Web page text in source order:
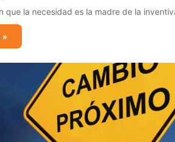
que la necesidad es la madre de la
»